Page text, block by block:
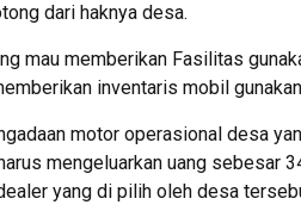
dari haknya desa.
mau memberikan Fasilitas
inventaris mobil gunakan
motor operasional desa
mengeluarkan uang sebesar
yang di pilih oleh desa